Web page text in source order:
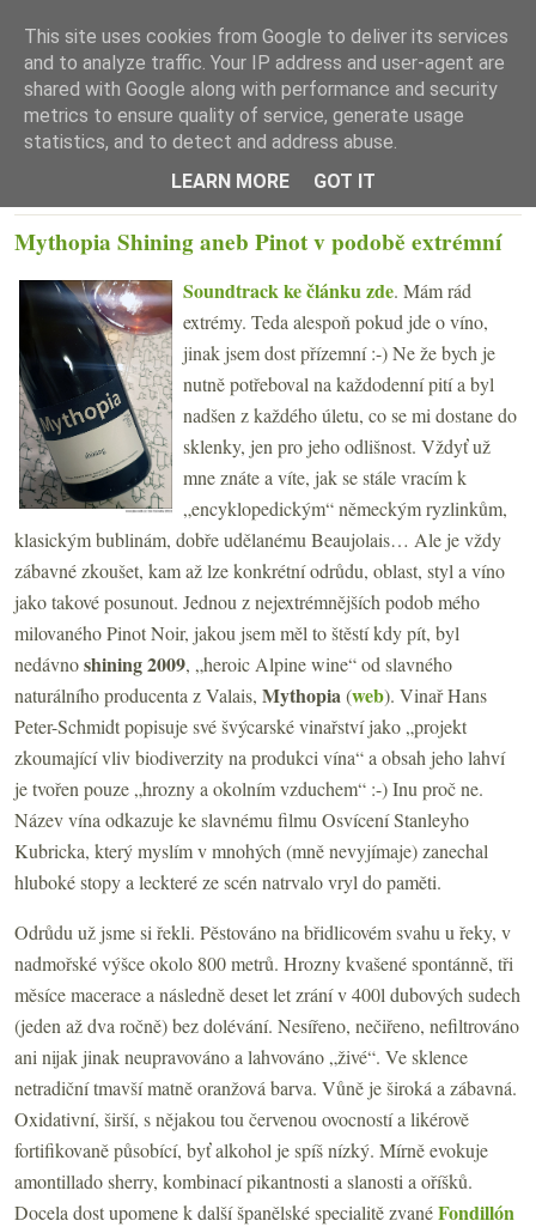
☰ Menu
Mythopia Shining aneb Pinot v podobě extrémní
Soundtrack ke článku zde. Mám rád
extrémy. Teda alespoň pokud jde o víno,
jinak jsem dost přízemní :-) Ne že bych je
nutně potřeboval na každodenní pití a byl
nadšen z každého úletu, co se mi dostane do
sklenky, jen pro jeho odlišnost. Vždyť už
mne znáte a víte, jak se stále vracím k
„encyklopedickým“ německým ryzlinkům,
klasickým bublinám, dobře udělanému Beaujolais… Ale je vždy
zábavné zkoušet, kam až lze konkrétní odrůdu, oblast, styl a víno
jako takové posunout. Jednou z nejextrémnějších podob mého
milovaného Pinot Noir, jakou jsem měl to štěstí kdy pít, byl
nedávnoshining 2009, „heroic Alpine wine“ od slavného
naturálního producenta z Valais, Mythopia(web). Vinař Hans
Peter-Schmidt popisuje své švýcarské vinařství jako „projekt
zkoumající vliv biodiverzity na produkci vína“ a obsah jeho lahví
je tvořen pouze „hrozny a okolním vzduchem“ :-) Inu proč ne.
Název vína odkazuje ke slavnému filmu Osvícení Stanleyho
Kubricka, který myslím v mnohých (mně nevyjímaje) zanechal
hluboké stopy a leckteré ze scén natrvalo vryl do paměti.
Odrůdu už jsme si řekli. Pěstováno na břidlicovém svahu u řeky, v
nadmořské výšce okolo 800 metrů. Hrozny kvašené spontánně, tři
měsíce macerace a následně deset let zrání v 400l dubových sudech
(jeden až dva ročně) bez dolévání. Nesířeno, nečiřeno, nefiltrováno
ani nijak jinak neupravováno a lahvováno „živé“. Ve sklence
netradiční tmavší matně oranžová barva. Vůně je široká a zábavná.
Oxidativní, širší, s nějakou tou červenou ovocností a likérově
fortifikovaně působící, byť alkohol je spíš nízký. Mírně evokuje
amontillado sherry, kombinací pikantnosti a slanosti a oříšků.
Docela dost upomene k další španělské specialitě zvanéFondillón
This site uses cookies from Google to deliver its services
and to analyze traffic. Your IP address and user-agent are
shared with Google along with performance and security
metrics to ensure quality of service, generate usage
statistics, and to detect and address abuse.
LEARN MORE
GOT IT